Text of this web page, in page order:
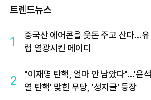
트렌드뉴스
1
중국산 에어콘을 웃돈 주고 산다...유
럽 열광시킨 메이디
2
"이재명 탄핵, 얼마 안 남았다"...'윤석
열 탄핵' 맞힌 무당, '성지글' 등장